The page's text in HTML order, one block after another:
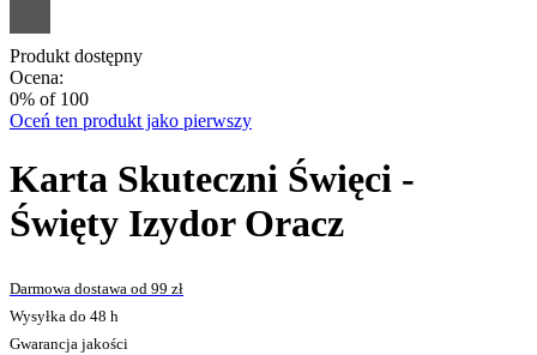
Produkt dostępny
Ocena:
0% of 100
Oceń ten produkt jako pierwszy
Karta Skuteczni Święci -
Święty Izydor Oracz
Darmowa dostawa od 99 zł
Wysyłka do 48 h
Gwarancja jakości